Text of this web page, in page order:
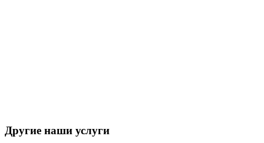
Другие наши услуги